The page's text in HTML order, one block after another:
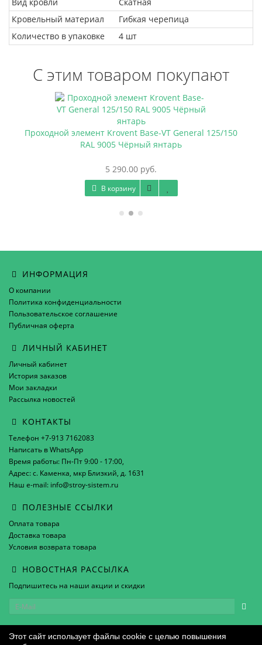
Кровельный материал
Гибкая черепица
Количество в упаковке
4 шт
С этим товаром покупают
Проходной элемент Krovent Base-VT General 125/150
RAL 9005 Чёрный янтарь
5 290.00 руб.
В корзину
ИНФОРМАЦИЯ
О компании
Политика конфиденциальности
Пользовательское соглашение
Публичная оферта
ЛИЧНЫЙ КАБИНЕТ
Личный кабинет
История заказов
Мои закладки
Рассылка новостей
КОНТАКТЫ
Телефон +7-913 7162083
Написать в WhatsApp
Время работы: Пн-Пт 9:00 - 17:00,
Адрес: с. Каменка, мкр Близкий, д. 1631
Наш e-mail: info@stroy-sistem.ru
ПОЛЕЗНЫЕ ССЫЛКИ
Оплата товара
Доставка товара
Условия возврата товара
НОВОСТНАЯ РАССЫЛКА
Подпишитесь на наши акции и скидки
Этот сайт использует файлы cookie с целью повышения